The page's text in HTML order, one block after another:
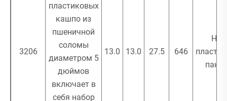
3206
пластиковых
кашпо из
пшеничной
соломы
диаметром 5
дюймов
включает в
себя набор
13.0 13.0 27.5 646